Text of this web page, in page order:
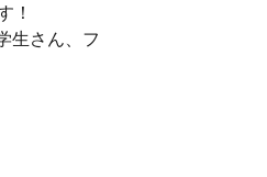
！
生さん、フ